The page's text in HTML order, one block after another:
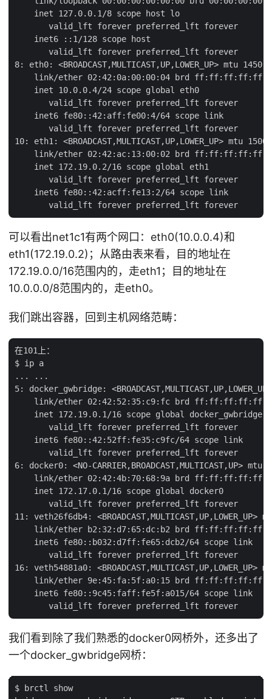
    inet 127.0.0.1/8 scope host lo
       valid_lft forever preferred_lft forever
    inet6 ::1/128 scope host
       valid_lft forever preferred_lft forever
8: eth0: <BROADCAST,MULTICAST,UP,LOWER_UP> mtu
link/ether 02:42:0a:00:00:04 brd
    inet 10.0.0.4/24 scope global eth0
       valid_lft forever preferred_lft forever
    inet6 fe80::42:aff:fe00:4/64 scope link
       valid_lft forever preferred_lft forever
10: eth1: <BROADCAST,MULTICAST,UP,LOWER_UP> mtu
link/ether 02:42:ac:13:00:02 brd
    inet 172.19.0.2/16 scope global eth1
       valid_lft forever preferred_lft forever
    inet6 fe80::42:acff:fe13:2/64 scope link
可以看出net1c1有两个网口：eth0(10.0.0.4)和
eth1(172.19.0.2)；从路由表来看，目的地址在
172.19.0.0/16范围内的，走eth1；目的地址在
10.0.0.0/8范围内的，走eth0。
我们跳出容器，回到主机网络范畴：
在101上：
$ ip a
... ...
5: docker_gwbridge:
link/ether 02:42:52:35:c9:fc brd
    inet 172.19.0.1/16 scope global docker_gwbridge
       valid_lft forever preferred_lft forever
    inet6 fe80::42:52ff:fe35:c9fc/64 scope link
       valid_lft forever preferred_lft forever
6: docker0: <NO-CARRIER,BROADCAST,MULTICAST,UP>
link/ether 02:42:4b:70:68:9a brd
    inet 172.17.0.1/16 scope global docker0
       valid_lft forever preferred_lft forever
11: veth26f6db4:
link/ether b2:32:d7:65:dc:b2 brd
    inet6 fe80::b032:d7ff:fe65:dcb2/64 scope link
       valid_lft forever preferred_lft forever
16: veth54881a0:
link/ether 9e:45:fa:5f:a0:15 brd
    inet6 fe80::9c45:faff:fe5f:a015/64 scope link
我们看到除了我们熟悉的docker0网桥外，还多出了
一个docker_gwbridge网桥：
$ brctl show